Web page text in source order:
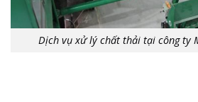
Dịch vụ xử lý chất thải tại công ty